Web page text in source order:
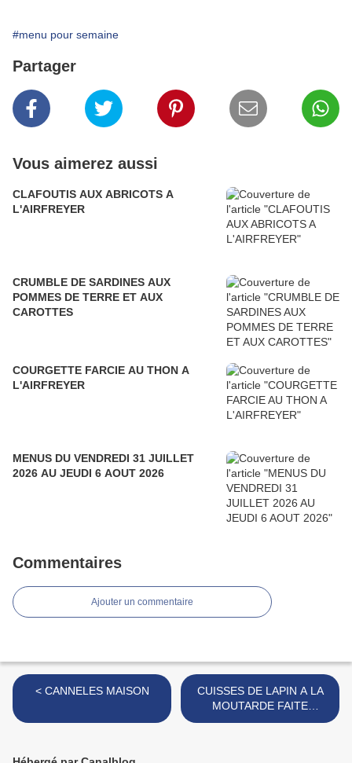
#menu pour semaine
Partager
Vous aimerez aussi
CLAFOUTIS AUX ABRICOTS A
L'AIRFREYER
CRUMBLE DE SARDINES AUX
POMMES DE TERRE ET AUX
CAROTTES
COURGETTE FARCIE AU THON A
L'AIRFREYER
MENUS DU VENDREDI 31 JUILLET
2026 AU JEUDI 6 AOUT 2026
Commentaires
Ajouter un commentaire
< CANNELES MAISON
CUISSES DE LAPIN A LA
MOUTARDE FAITE
MAISON >